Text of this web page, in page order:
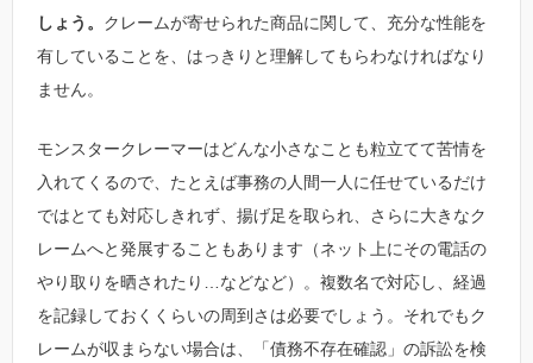
しょう。 クレームが寄せられた商品に関して、充分な性能を
有していることを、はっきりと理解してもらわなければなり
ません。
モンスタークレーマーはどんな小さなことも粒立てて苦情を
入れてくるので、たとえば事務の人間一人に任せているだけ
ではとても対応しきれず、揚げ足を取られ、さらに大きなク
レームへと発展することもあります（ネット上にその電話の
やり取りを晒されたり…などなど）。複数名で対応し、経過
を記録しておくくらいの周到さは必要でしょう。それでもク
レームが収まらない場合は、「債務不存在確認」の訴訟を検